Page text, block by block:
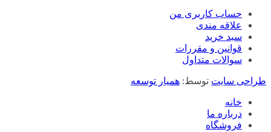
حساب کاربری من
علاقه مندی
سبد خرید
قوانین و مقررات
سوالات متداول
طراحی سایت توسط: همیار توسعه
خانه
درباره ما
فروشگاه